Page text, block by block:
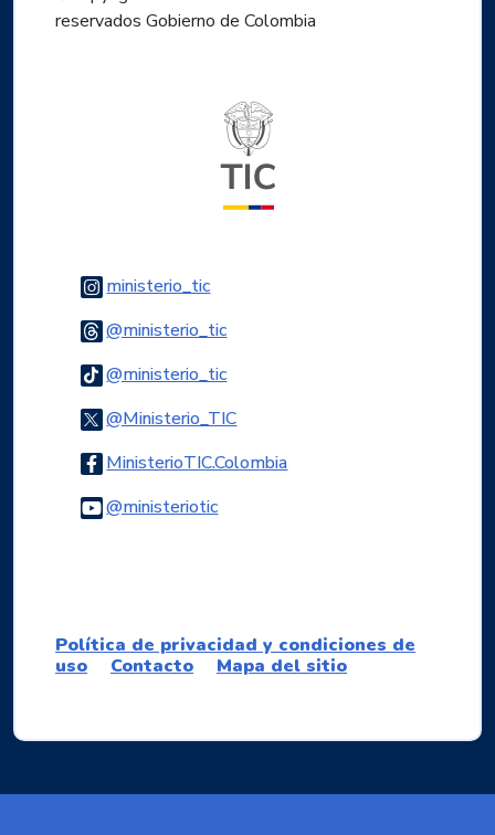
reservados Gobierno de Colombia
ministerio_ticLogo Instagram
@ministerio_ticLogo Threads
@ministerio_ticLogo Tiktok
@Ministerio_TICLogo Twitter
MinisterioTIC.ColombiaLogo Facebook
@ministerioticLogo Youtube
Política de privacidad y condiciones de
uso
Contacto Mapa del sitio